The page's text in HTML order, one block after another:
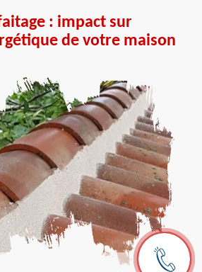
: impact sur
de votre maison